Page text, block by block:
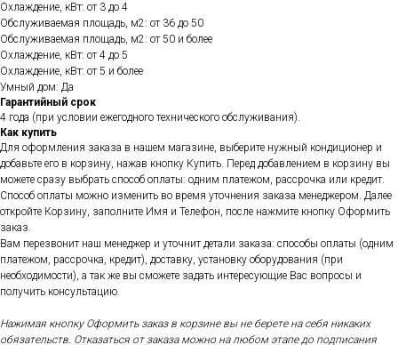
Охлаждение, кВт: от 3 до 4
Обслуживаемая площадь, м2: от 36 до 50
Обслуживаемая площадь, м2: от 50 и более
Охлаждение, кВт: от 4 до 5
Охлаждение, кВт: от 5 и более
Умный дом: Да
Гарантийный срок
4 года (при условии ежегодного технического обслуживания).
Как купить
Для оформления заказа в нашем магазине, выберите нужный кондиционер и
добавьте его в корзину, нажав кнопку Купить. Перед добавлением в корзину вы
можете сразу выбрать способ оплаты: одним платежом, рассрочка или кредит.
Способ оплаты можно изменить во время уточнения заказа менеджером. Далее
откройте Корзину, заполните Имя и Телефон, после нажмите кнопку Оформить
заказ.
Вам перезвонит наш менеджер и уточнит детали заказа: способы оплаты (одним
платежом, рассрочка, кредит), доставку, установку оборудования (при
необходимости), а так же вы сможете задать интересующие Вас вопросы и
получить консультацию.
Нажимая кнопку Оформить заказ в корзине вы не берете на себя никаких
обязательств. Отказаться от заказа можно на любом этапе до подписания